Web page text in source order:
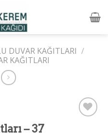
DUVAR KAĞITLARI /
KAĞITLARI
– 37